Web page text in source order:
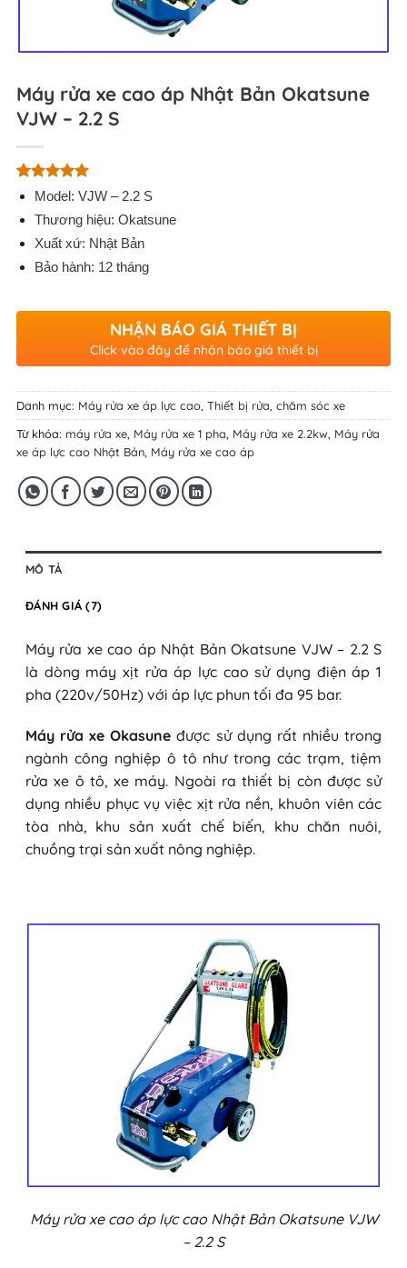
Máy rửa xe cao áp Nhật Bản Okatsune
VJW – 2.2 S
5.00trên 5
7
đánh giá
Model: VJW – 2.2 S
Thương hiệu: Okatsune
Xuất xứ: Nhật Bản
Bảo hành: 12 tháng
NHẬN BÁO GIÁ THIẾT BỊ
Click vào đây để nhận báo giá thiết bị
Danh mục: Máy rửa xe áp lực cao Thiết bị rửa, chăm sóc xe
Từ khóa: máy rửa xe Máy rửa xe 1 pha Máy rửa xe 2.2kw Máy rửa
xe áp lực cao Nhật Bản Máy rửa xe cao áp
MÔ TẢ
ĐÁNH GIÁ (7)
Máy rửa xe cao áp Nhật Bản Okatsune VJW – 2.2 S
là dòng máy xịt rửa áp lực cao sử dụng điện áp 1
pha (220v/50Hz) với áp lực phun tối đa 95 bar.
Máy rửa xe Okasune được sử dụng rất nhiều trong
ngành công nghiệp ô tô như trong các trạm, tiệm
rửa xe ô tô, xe máy. Ngoài ra thiết bị còn được sử
dụng nhiều phục vụ việc xịt rửa nền, khuôn viên các
tòa nhà, khu sản xuất chế biến, khu chăn nuôi,
chuồng trại sản xuất nông nghiệp.
Máy rửa xe cao áp lực cao Nhật Bản Okatsune VJW
– 2.2 S